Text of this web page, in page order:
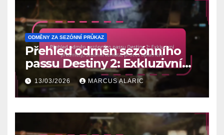
ODMĚNY ZA SEZÓNNÍ PRŮKAZ
Přehled odměn sezónního
passu Destiny 2: Exkluzivní
předměty, sezónní témata,
proces uplatnění
13/03/2026 MARCUS ALARIC